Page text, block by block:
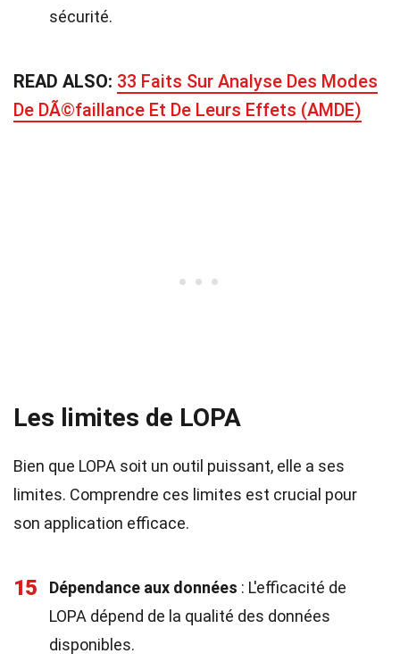
sécurité.
READ ALSO: 33 Faits Sur Analyse Des Modes
De DÃ©faillance Et De Leurs Effets (AMDE)
Les limites de LOPA
Bien que LOPA soit un outil puissant, elle a ses
limites. Comprendre ces limites est crucial pour
son application efficace.
15 Dépendance aux données : L'efficacité de
LOPA dépend de la qualité des données
disponibles.